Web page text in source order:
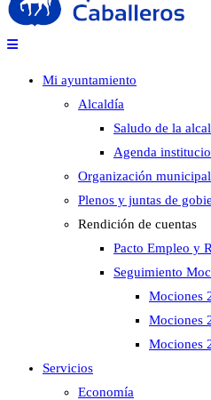
Mi ayuntamiento
Alcaldía
Saludo de la
Agenda
Organización municipal
Plenos y juntas de
Rendición de cuentas
Pacto Empleo y
Seguimiento
Mociones
Mociones
Mociones
Servicios
Economía